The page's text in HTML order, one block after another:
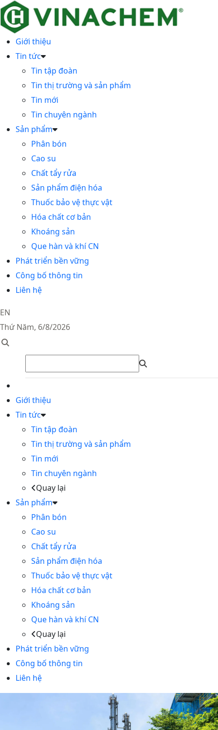
Giới thiệu
Tin tức
Tin tập đoàn
Tin thị trường và sản phẩm
Tin mới
Tin chuyên ngành
Sản phẩm
Phân bón
Cao su
Chất tẩy rửa
Sản phẩm điện hóa
Thuốc bảo vệ thực vật
Hóa chất cơ bản
Khoáng sản
Que hàn và khí CN
Phát triển bền vững
Công bố thông tin
Liên hệ
EN
Thứ Năm, 6/8/2026
Giới thiệu
Tin tức
Tin tập đoàn
Tin thị trường và sản phẩm
Tin mới
Tin chuyên ngành
Quay lại
Sản phẩm
Phân bón
Cao su
Chất tẩy rửa
Sản phẩm điện hóa
Thuốc bảo vệ thực vật
Hóa chất cơ bản
Khoáng sản
Que hàn và khí CN
Quay lại
Phát triển bền vững
Công bố thông tin
Liên hệ